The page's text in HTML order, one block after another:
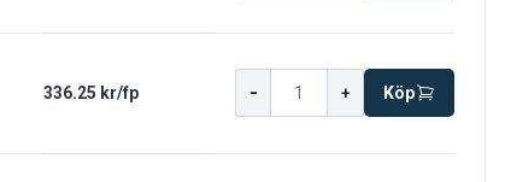
336.25 kr/fp - + Köp